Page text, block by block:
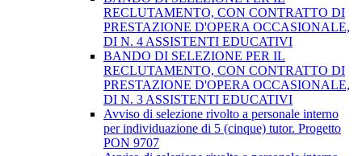
RECLUTAMENTO, CON CONTRATTO DI
PRESTAZIONE D'OPERA OCCASIONALE,
DI N. 4 ASSISTENTI EDUCATIVI
BANDO DI SELEZIONE PER IL
RECLUTAMENTO, CON CONTRATTO DI
PRESTAZIONE D'OPERA OCCASIONALE,
DI N. 3 ASSISTENTI EDUCATIVI
Avviso di selezione rivolto a personale interno
per individuazione di 5 (cinque) tutor. Progetto
PON 9707